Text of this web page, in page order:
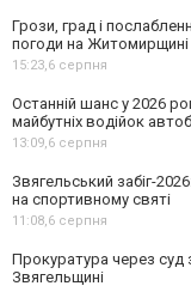
Грози, град і
погоди на Житомирщині
15:23,6 серпня
Останній шанс у 2026
майбутніх водійок
13:09,6 серпня
Звягельський забіг-
на спортивному святі
11:08,6 серпня
Прокуратура через суд
Звягельщині